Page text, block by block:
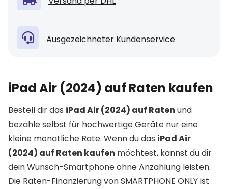
Ausgezeichneter Kundenservice
iPad Air (2024) auf Raten kaufen
Bestell dir das iPad Air (2024) auf Raten und
bezahle selbst für hochwertige Geräte nur eine
kleine monatliche Rate. Wenn du das iPad Air
(2024) auf Raten kaufen möchtest, kannst du dir
dein Wunsch-Smartphone ohne Anzahlung leisten.
Die Raten-Finanzierung von SMARTPHONE ONLY ist